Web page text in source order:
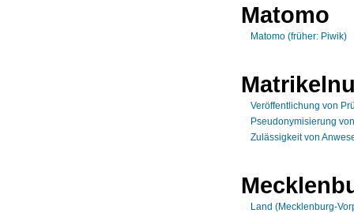
Matomo
Matomo (früher: Piwik)
Veröffentlichung von
Pseudonymisierung
Zulässigkeit von
Land (Mecklenburg-